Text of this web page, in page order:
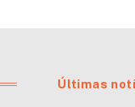
Últimas